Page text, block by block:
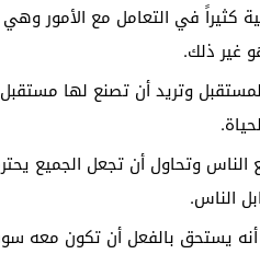
كثيراً في التعامل مع الأمور
غير ذلك.
وتريد أن تصنع لها مستقبل
وتحاول أن تجعل الجميع
الناس.
يستحق بالفعل أن تكون معه